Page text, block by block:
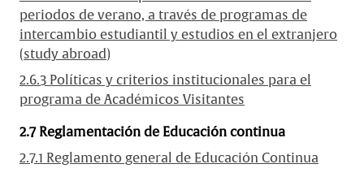
periodos de verano, a través de programas de
intercambio estudiantil y estudios en el extranjero
(study abroad)
2.6.3 Políticas y criterios institucionales para el
programa de Académicos Visitantes
2.7 Reglamentación de Educación continua
2.7.1 Reglamento general de Educación Continua